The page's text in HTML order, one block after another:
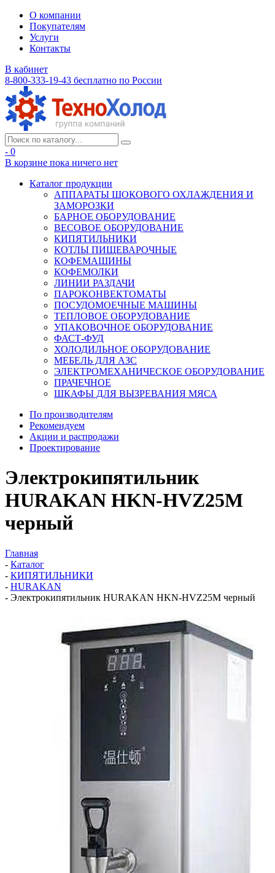
О компании
Покупателям
Услуги
Контакты
В кабинет
8-800-333-19-43 бесплатно по России
- 0
В корзине пока ничего нет
Каталог продукции
АППАРАТЫ ШОКОВОГО ОХЛАЖДЕНИЯ И
ЗАМОРОЗКИ
БАРНОЕ ОБОРУДОВАНИЕ
ВЕСОВОЕ ОБОРУДОВАНИЕ
КИПЯТИЛЬНИКИ
КОТЛЫ ПИЩЕВАРОЧНЫЕ
КОФЕМАШИНЫ
КОФЕМОЛКИ
ЛИНИИ РАЗДАЧИ
ПАРОКОНВЕКТОМАТЫ
ПОСУДОМОЕЧНЫЕ МАШИНЫ
ТЕПЛОВОЕ ОБОРУДОВАНИЕ
УПАКОВОЧНОЕ ОБОРУДОВАНИЕ
ФАСТ-ФУД
ХОЛОДИЛЬНОЕ ОБОРУДОВАНИЕ
МЕБЕЛЬ ДЛЯ АЗС
ЭЛЕКТРОМЕХАНИЧЕСКОЕ ОБОРУДОВАНИЕ
ПРАЧЕЧНОЕ
ШКАФЫ ДЛЯ ВЫЗРЕВАНИЯ МЯСА
По производителям
Рекомендуем
Акции и распродажи
Проектирование
Электрокипятильник
HURAKAN HKN-HVZ25M
черный
Главная
- Каталог
- КИПЯТИЛЬНИКИ
- HURAKAN
- Электрокипятильник HURAKAN HKN-HVZ25M черный